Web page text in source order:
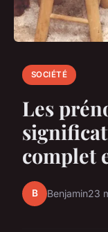
SOCIÉTÉ
Les
complet
B Benjamin23